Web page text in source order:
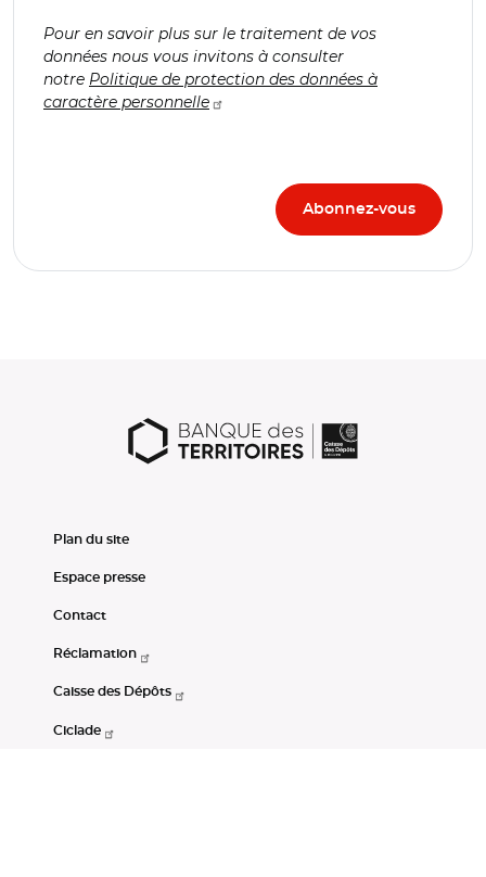
Pour en savoir plus sur le traitement de vos
données nous vous invitons à consulter
notre Politique de protection des données à
caractère personnelle
Plan du site
Espace presse
Contact
Réclamation
Caisse des Dépôts
Ciclade